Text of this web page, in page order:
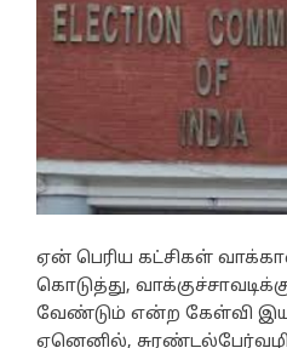
ஏன் பெரிய கட்சிகள்
கொடுத்து,
வேண்டும் என்ற கேள்வி
ஏனெனில்,